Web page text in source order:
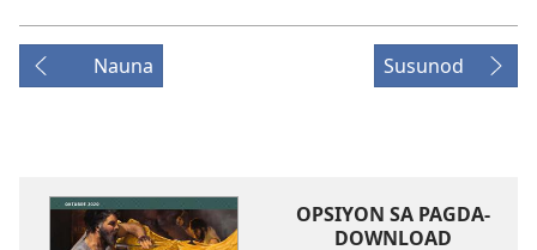
Nauna Susunod
OPSIYON SA PAGDA-
DOWNLOAD